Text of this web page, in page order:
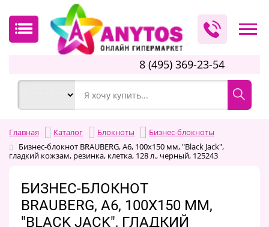
8 (495) 369-23-54
Главная Каталог Блокноты
Бизнес-блокноты
Бизнес-блокнот BRAUBERG, А6, 100х150 мм, "Black Jack",
гладкий кожзам, резинка, клетка, 128 л., черный, 125243
БИЗНЕС-БЛОКНОТ
BRAUBERG, А6, 100Х150 ММ,
"BLACK JACK", ГЛАДКИЙ